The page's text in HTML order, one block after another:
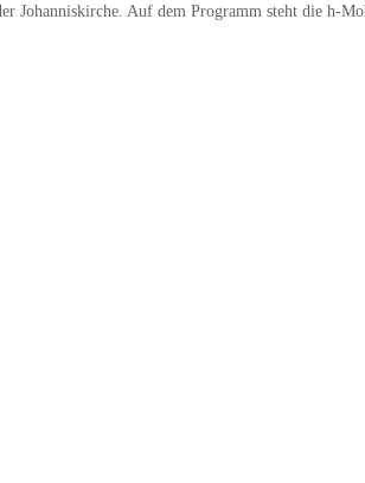
Johanniskirche. Auf dem Programm steht die h-